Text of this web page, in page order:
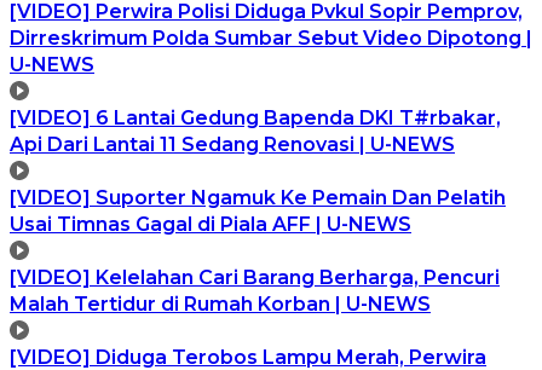
[VIDEO] Perwira Polisi Diduga Pvkul Sopir Pemprov,
Dirreskrimum Polda Sumbar Sebut Video Dipotong |
U-NEWS
[VIDEO] 6 Lantai Gedung Bapenda DKI T#rbakar,
Api Dari Lantai 11 Sedang Renovasi | U-NEWS
[VIDEO] Suporter Ngamuk Ke Pemain Dan Pelatih
Usai Timnas Gagal di Piala AFF | U-NEWS
[VIDEO] Kelelahan Cari Barang Berharga, Pencuri
Malah Tertidur di Rumah Korban | U-NEWS
[VIDEO] Diduga Terobos Lampu Merah, Perwira